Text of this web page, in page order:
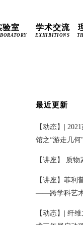
验室 学术交流
EXHIBITIONS
最近更新
【动态】|
馆之“游走几何
【讲座】 质
【讲座】菲利
——跨学科艺
【动态】| 纤